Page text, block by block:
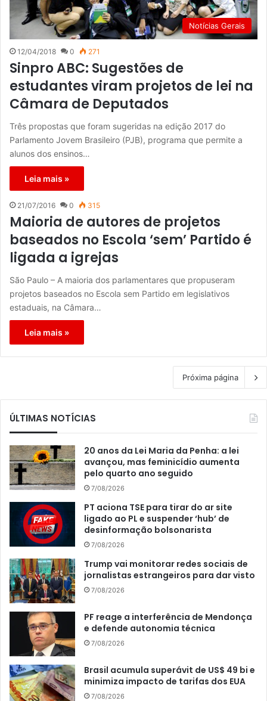
Notícias Gerais
12/04/2018 0 271
Sinpro ABC: Sugestões de
estudantes viram projetos de lei na
Câmara de Deputados
Três propostas que foram sugeridas na edição 2017 do
Parlamento Jovem Brasileiro (PJB), programa que permite a
alunos dos ensinos…
Leia mais »
21/07/2016 0 315
Maioria de autores de projetos
baseados no Escola ‘sem’ Partido é
ligada a igrejas
São Paulo – A maioria dos parlamentares que propuseram
projetos baseados no Escola sem Partido em legislativos
estaduais, na Câmara…
Leia mais »
Próxima página
ÚLTIMAS NOTÍCIAS
20 anos da Lei Maria da Penha: a lei
avançou, mas feminicídio aumenta
pelo quarto ano seguido
7/08/2026
PT aciona TSE para tirar do ar site
ligado ao PL e suspender ‘hub’ de
desinformação bolsonarista
7/08/2026
Trump vai monitorar redes sociais de
jornalistas estrangeiros para dar visto
7/08/2026
PF reage a interferência de Mendonça
e defende autonomia técnica
7/08/2026
Brasil acumula superávit de US$ 49 bi e
minimiza impacto de tarifas dos EUA
7/08/2026